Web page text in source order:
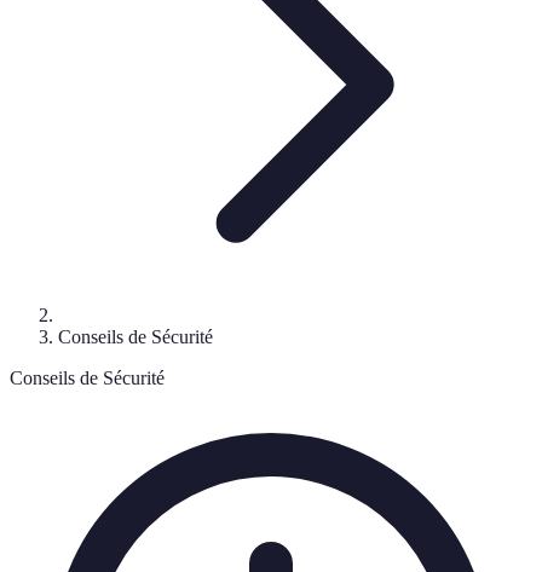
Conseils de Sécurité
Conseils de Sécurité